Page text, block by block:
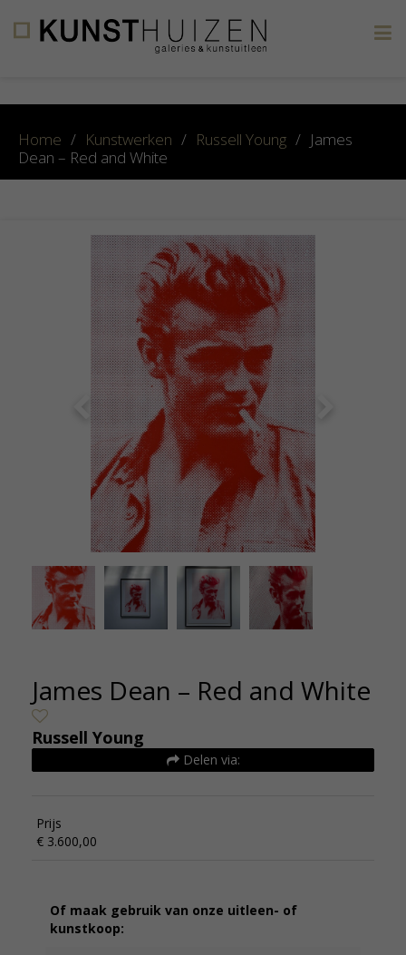
Home / Kunstwerken / Russell Young / James
Dean – Red and White
James Dean – Red and White
Russell Young
Delen via:
Prijs
€ 3.600,00
Of maak gebruik van onze uitleen- of
kunstkoop: